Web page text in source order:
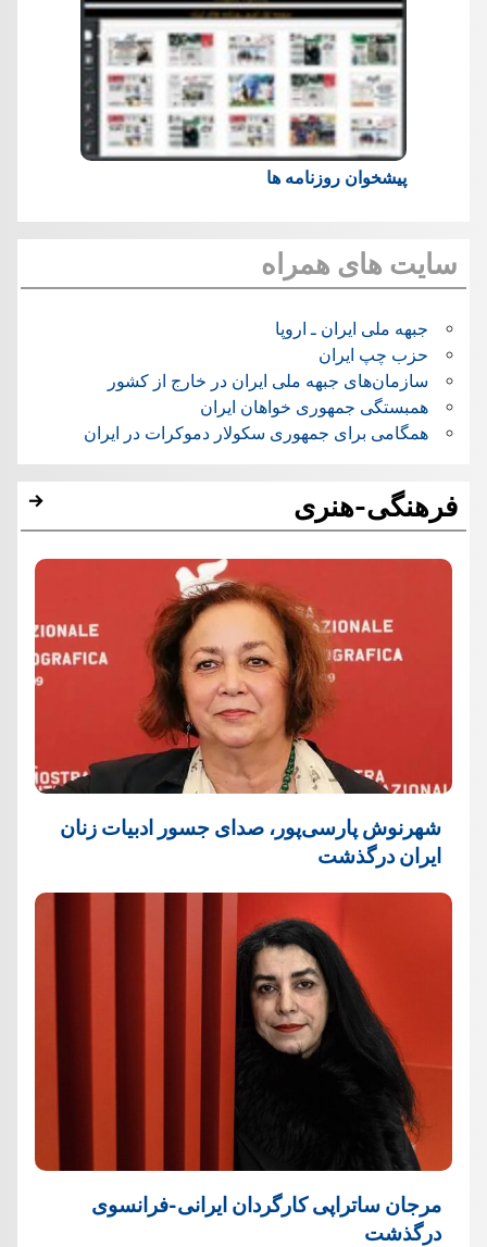
پیشخوان روزنامه ها
سایت های همراه
جبهه ملی ایران ـ اروپا
حزب چپ ایران
سازمان‌های جبهه ملی ایران در خارج از کشور
همبستگی جمهوری خواهان ایران
همگامی برای جمهوری سکولار دموکرات در ایران
فرهنگی-هنری
شهرنوش پارسی‌پور، صدای جسور ادبیات زنان
ایران درگذشت
مرجان ساتراپی کارگردان ایرانی-فرانسوی
درگذشت